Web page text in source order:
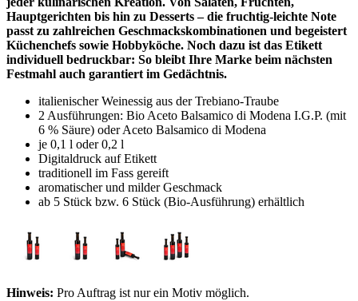
Hauptgerichten bis hin zu Desserts – die fruchtig-leichte Note
passt zu zahlreichen Geschmackskombinationen und begeistert
Küchenchefs sowie Hobbyköche. Noch dazu ist das Etikett
individuell bedruckbar: So bleibt Ihre Marke beim nächsten
Festmahl auch garantiert im Gedächtnis.
italienischer Weinessig aus der Trebiano-Traube
2 Ausführungen: Bio Aceto Balsamico di Modena I.G.P. (mit
6 % Säure) oder Aceto Balsamico di Modena
je 0,1 l oder 0,2 l
Digitaldruck auf Etikett
traditionell im Fass gereift
aromatischer und milder Geschmack
ab 5 Stück bzw. 6 Stück (Bio-Ausführung) erhältlich
Hinweis: Pro Auftrag ist nur ein Motiv möglich.